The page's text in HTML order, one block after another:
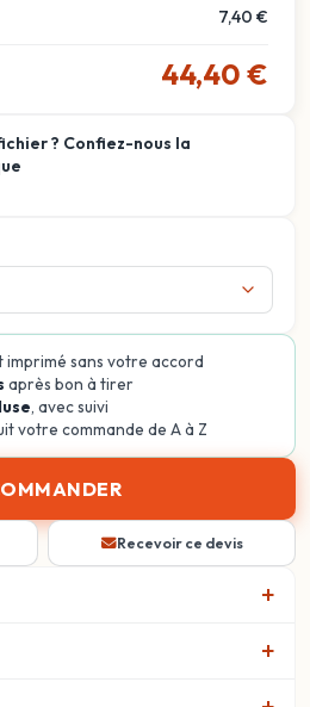
7,40 €
44,40 €
? Confiez-nous la
imprimé sans votre accord
après bon à tirer
, avec suivi
votre commande de A à Z
Recevoir ce devis